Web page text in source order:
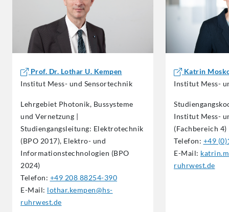
Prof. Dr. Lothar U. Kempen
Institut Mess- und Sensortechnik
Lehrgebiet Photonik, Bussysteme
und Vernetzung |
Studiengangsleitung: Elektrotechnik
(BPO 2017), Elektro- und
Informationstechnologien (BPO
2024)
Telefon: +49 208 88254-390
E-Mail: lothar.kempen@hs-
ruhrwest.de
Katrin
Institut Mess-
Institut Mess-
(Fachbereich 4)
Telefon: +49
E-Mail:
ruhrwest.de